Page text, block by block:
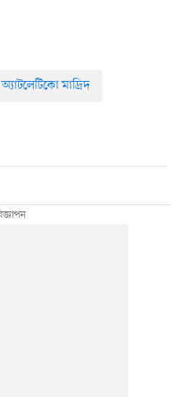
অ্যাটলেটিকো মাদ্রিদ